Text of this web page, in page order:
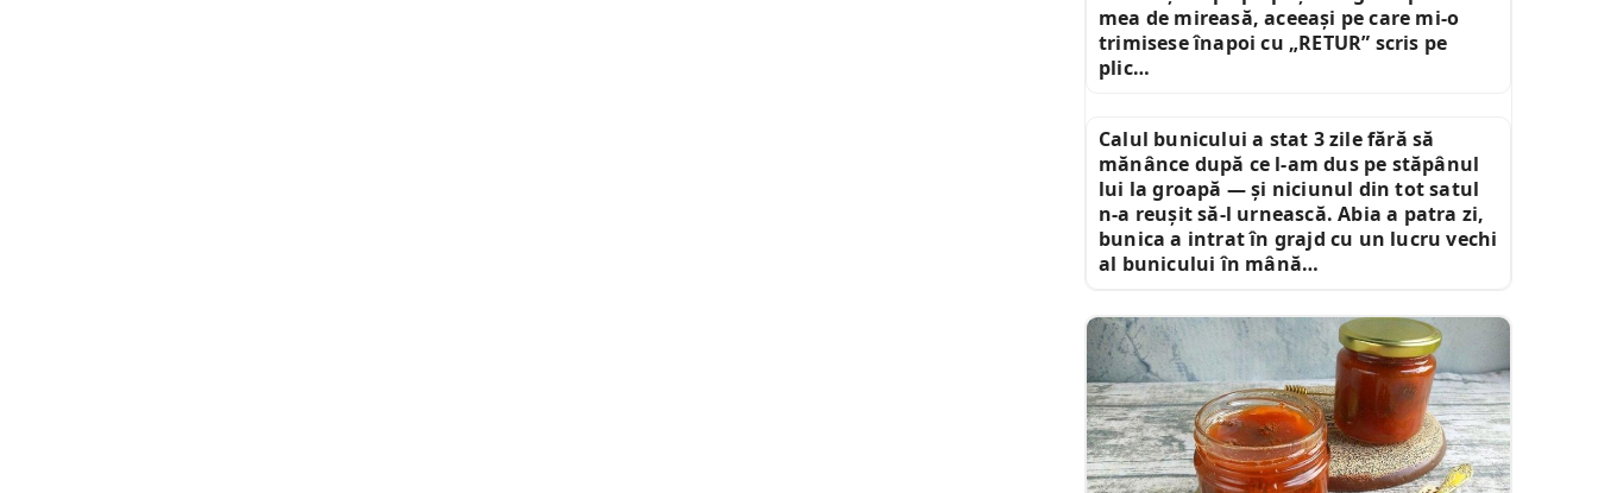
mea de mireasă, aceeași pe care mi-o
trimisese înapoi cu „RETUR” scris pe
plic…
Calul bunicului a stat 3 zile fără să
mănânce după ce l-am dus pe stăpânul
lui la groapă — și niciunul din tot satul
n-a reușit să-l urnească. Abia a patra zi,
bunica a intrat în grajd cu un lucru vechi
al bunicului în mână…